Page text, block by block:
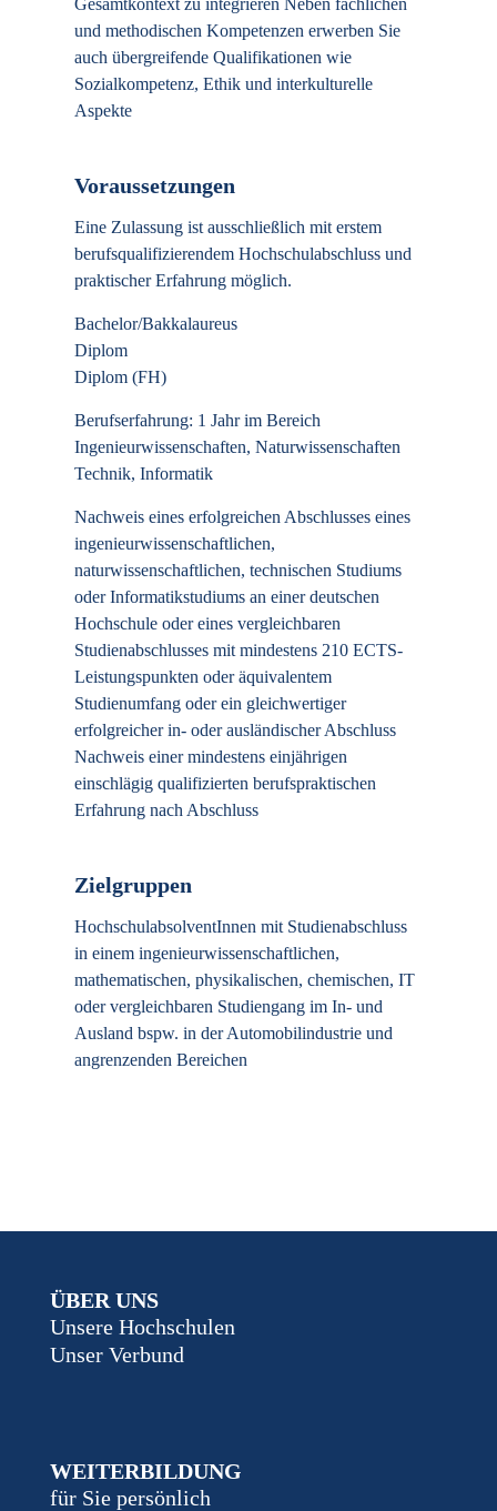
Gesamtkontext zu integrieren Neben fachlichen
und methodischen Kompetenzen erwerben Sie
auch übergreifende Qualifikationen wie
Sozialkompetenz, Ethik und interkulturelle
Aspekte
Voraussetzungen
Eine Zulassung ist ausschließlich mit erstem
berufsqualifizierendem Hochschulabschluss und
praktischer Erfahrung möglich.
Bachelor/Bakkalaureus
Diplom
Diplom (FH)
Berufserfahrung: 1 Jahr im Bereich
Ingenieurwissenschaften, Naturwissenschaften
Technik, Informatik
Nachweis eines erfolgreichen Abschlusses eines
ingenieurwissenschaftlichen,
naturwissenschaftlichen, technischen Studiums
oder Informatikstudiums an einer deutschen
Hochschule oder eines vergleichbaren
Studienabschlusses mit mindestens 210 ECTS-
Leistungspunkten oder äquivalentem
Studienumfang oder ein gleichwertiger
erfolgreicher in- oder ausländischer Abschluss
Nachweis einer mindestens einjährigen
einschlägig qualifizierten berufspraktischen
Erfahrung nach Abschluss
Zielgruppen
HochschulabsolventInnen mit Studienabschluss
in einem ingenieurwissenschaftlichen,
mathematischen, physikalischen, chemischen, IT
oder vergleichbaren Studiengang im In- und
Ausland bspw. in der Automobilindustrie und
angrenzenden Bereichen
ÜBER UNS
Unsere Hochschulen
Unser Verbund
WEITERBILDUNG
für Sie persönlich